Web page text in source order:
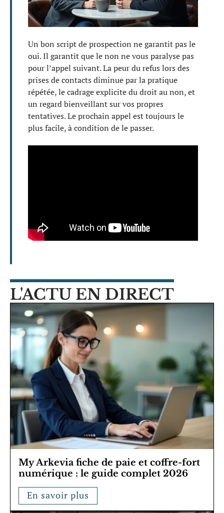
Un bon script de prospection ne garantit pas le
oui. Il garantit que le non ne vous paralyse pas
pour l’appel suivant. La peur du refus lors des
prises de contacts diminue par la pratique
répétée, le cadrage explicite du droit au non, et
un regard bienveillant sur vos propres
tentatives. Le prochain appel est toujours le
plus facile, à condition de le passer.
L'ACTU EN DIRECT
My Arkevia fiche de paie et coffre-fort
numérique : le guide complet 2026
En savoir plus